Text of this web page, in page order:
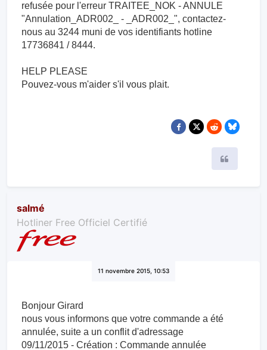
refusée pour l'erreur TRAITEE_NOK - ANNULE
"Annulation_ADR002_ - _ADR002_", contactez-
nous au 3244 muni de vos identifiants hotline
17736841 / 8444.
HELP PLEASE
Pouvez-vous m'aider s'il vous plait.
salmé
Hotliner Free Officiel Certifié
11 novembre 2015, 10:53
Bonjour Girard
nous vous informons que votre commande a été
annulée, suite a un conflit d'adressage
09/11/2015 - Création : Commande annulée